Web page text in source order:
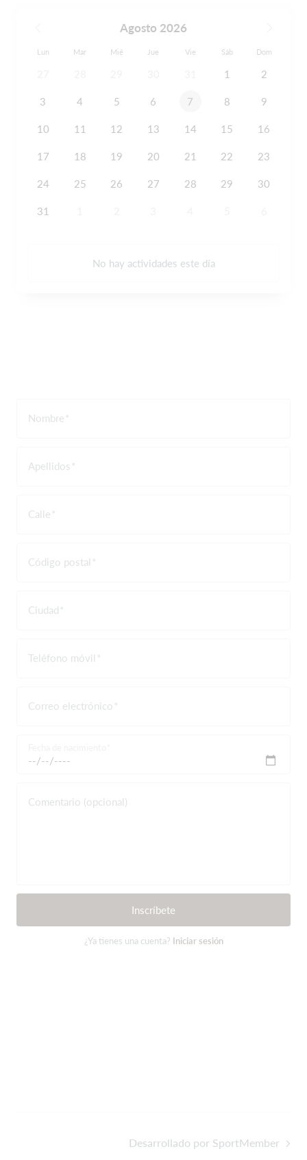
Agosto 2026
Lun Mar Mié Jue Vie Sáb Dom
1 2
3 4 5 6 7 8 9
10 11 12 13 14 15 16
17 18 19 20 21 22 23
24 25 26 27 28 29 30
31
No hay actividades este día
Nombre
Apellidos
Calle
Código postal
Ciudad
Teléfono móvil
Correo electrónico
Comentario (opcional)
Inscríbete
¿Ya tienes una cuenta? Iniciar sesión
Desarrollado por SportMember